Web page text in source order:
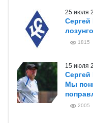
25 июля
Сергей
1815
15 июля
Мы
2005